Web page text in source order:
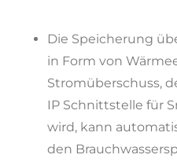
Die Speicherung
in Form von
Stromüberschuss,
IP Schnittstelle für
wird, kann
den